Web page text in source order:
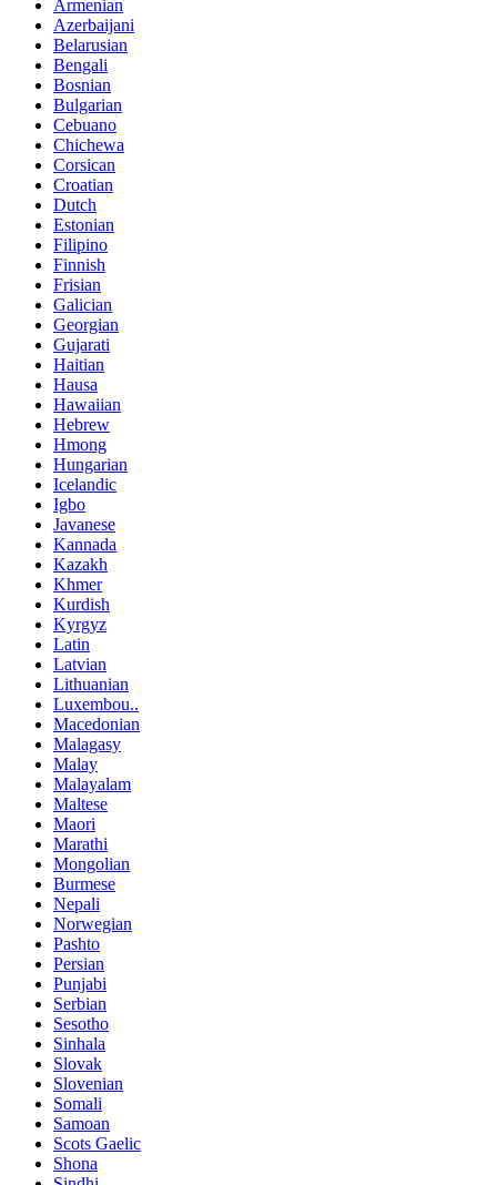
Armenian
Azerbaijani
Belarusian
Bengali
Bosnian
Bulgarian
Cebuano
Chichewa
Corsican
Croatian
Dutch
Estonian
Filipino
Finnish
Frisian
Galician
Georgian
Gujarati
Haitian
Hausa
Hawaiian
Hebrew
Hmong
Hungarian
Icelandic
Igbo
Javanese
Kannada
Kazakh
Khmer
Kurdish
Kyrgyz
Latin
Latvian
Lithuanian
Luxembou..
Macedonian
Malagasy
Malay
Malayalam
Maltese
Maori
Marathi
Mongolian
Burmese
Nepali
Norwegian
Pashto
Persian
Punjabi
Serbian
Sesotho
Sinhala
Slovak
Slovenian
Somali
Samoan
Scots Gaelic
Shona